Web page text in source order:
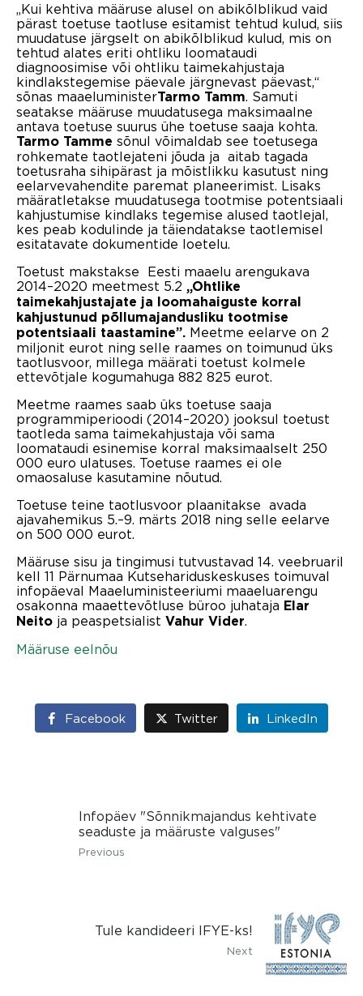
„Kui kehtiva määruse alusel on abikõlblikud vaid
pärast toetuse taotluse esitamist tehtud kulud, siis
muudatuse järgselt on abikõlblikud kulud, mis on
tehtud alates eriti ohtliku loomataudi
diagnoosimise või ohtliku taimekahjustaja
kindlakstegemise päevale järgnevast päevast,“
sõnas maaeluministerTarmo Tamm. Samuti
seatakse määruse muudatusega maksimaalne
antava toetuse suurus ühe toetuse saaja kohta.
Tarmo Tamme sõnul võimaldab see toetusega
rohkemate taotlejateni jõuda ja aitab tagada
toetusraha sihipärast ja mõistlikku kasutust ning
eelarvevahendite paremat planeerimist. Lisaks
määratletakse muudatusega tootmise potentsiaali
kahjustumise kindlaks tegemise alused taotlejal,
kes peab kodulinde ja täiendatakse taotlemisel
esitatavate dokumentide loetelu.
Toetust makstakse Eesti maaelu arengukava
2014–2020 meetmest 5.2 „Ohtlike
taimekahjustajate ja loomahaiguste korral
kahjustunud põllumajandusliku tootmise
potentsiaali taastamine”. Meetme eelarve on 2
miljonit eurot ning selle raames on toimunud üks
taotlusvoor, millega määrati toetust kolmele
ettevõtjale kogumahuga 882 825 eurot.
Meetme raames saab üks toetuse saaja
programmiperioodi (2014–2020) jooksul toetust
taotleda sama taimekahjustaja või sama
loomataudi esinemise korral maksimaalselt 250
000 euro ulatuses. Toetuse raames ei ole
omaosaluse kasutamine nõutud.
Toetuse teine taotlusvoor plaanitakse avada
ajavahemikus 5.–9. märts 2018 ning selle eelarve
on 500 000 eurot.
Määruse sisu ja tingimusi tutvustavad 14. veebruaril
kell 11 Pärnumaa Kutsehariduskeskuses toimuval
infopäeval Maaeluministeeriumi maaeluarengu
osakonna maaettevõtluse büroo juhataja Elar
Neito ja peaspetsialist Vahur Vider.
Määruse eelnõu
Facebook Twitter LinkedIn
Infopäev "Sõnnikmajandus kehtivate
seaduste ja määruste valguses"
Previous
Tule kandideeri IFYE-ks!
Next